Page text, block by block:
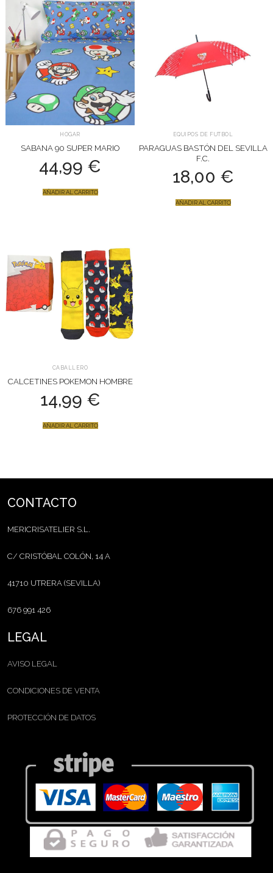
HOGAR
SABANA 90 SUPER MARIO
44,99 €
AÑADIR AL CARRITO
EQUIPOS DE FUTBOL
PARAGUAS BASTÓN DEL SEVILLA
F.C.
18,00 €
AÑADIR AL CARRITO
CABALLERO
CALCETINES POKEMON HOMBRE
14,99 €
AÑADIR AL CARRITO
CONTACTO
MERICRISATELIER S.L.
C/ CRISTÓBAL COLÓN, 14 A
41710 UTRERA (SEVILLA)
676 991 426
LEGAL
AVISO LEGAL
CONDICIONES DE VENTA
PROTECCIÓN DE DATOS